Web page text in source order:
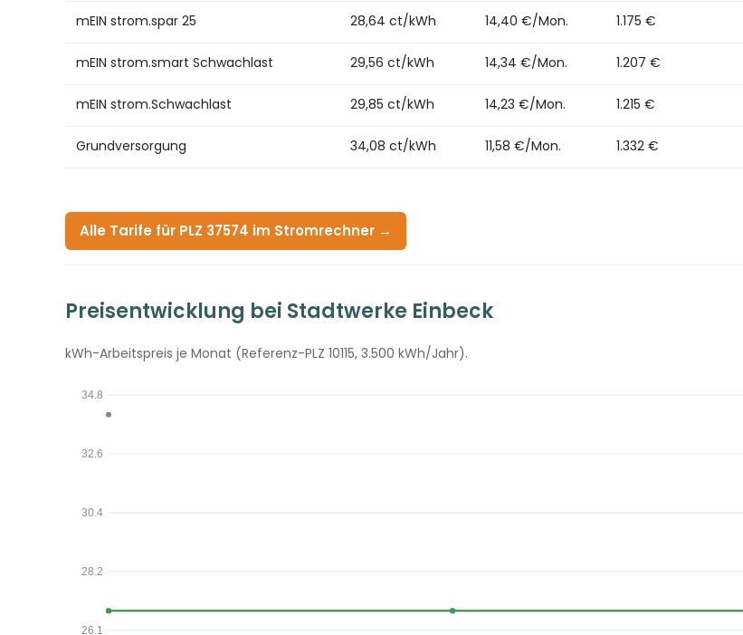
mEIN strom.spar 25 28,64 ct/kWh 14,40 €/Mon. 1.175 €
mEIN strom.smart Schwachlast 29,56 ct/kWh 14,34 €/Mon. 1.207 €
mEIN strom.Schwachlast 29,85 ct/kWh 14,23 €/Mon. 1.215 €
Grundversorgung 34,08 ct/kWh 11,58 €/Mon. 1.332 €
Alle Tarife für PLZ 37574 im Stromrechner →
Preisentwicklung bei Stadtwerke Einbeck
kWh-Arbeitspreis je Monat (Referenz-PLZ 10115, 3.500 kWh/Jahr).